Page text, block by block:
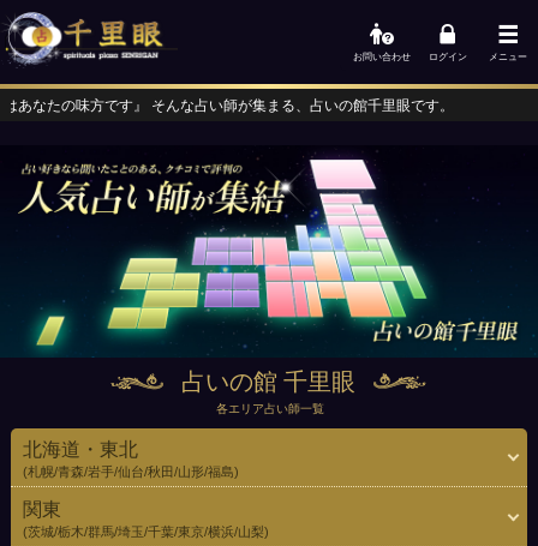
お問い合わせ ログイン メニュー
んな占い師が集まる、占いの館千里眼です。
占いの館 千里眼
各エリア占い師一覧
北海道・東北
(札幌/青森/岩手/仙台/秋田/山形/福島)
関東
(茨城/栃木/群馬/埼玉/千葉/東京/横浜/山梨)